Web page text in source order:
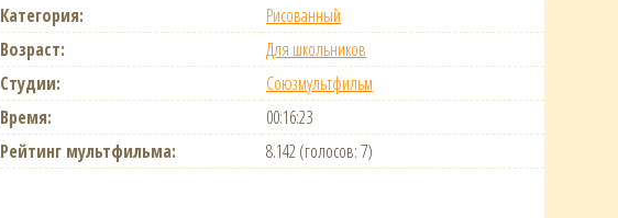
Категория:
Рисованный
Возраст:
Для школьников
Студии:
Союзмультфильм
Время:
00:16:23
Рейтинг мультфильма:
8.142 (голосов: 7)